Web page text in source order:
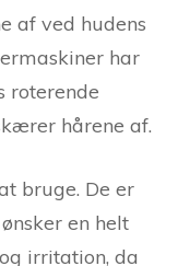
af ved hudens
har
roterende
hårene af.
bruge. De er
en helt
irritation, da